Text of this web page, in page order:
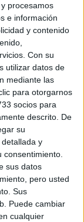
procesamos
e información
y contenido
Con su
utilizar datos de
mediante las
para otorgarnos
socios para
descrito. De
su
y
sus datos
pero usted
Sus
Puede cambiar
cualquier
o FP?